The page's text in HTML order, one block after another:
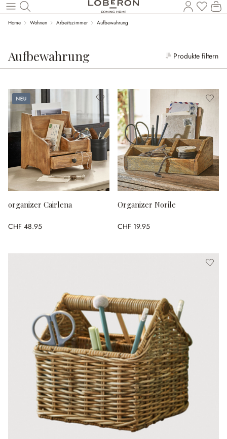
Zum Hauptinhalt springen
Home Wohnen Arbeitszimmer Aufbewahrung
Aufbewahrung Produkte filtern
Neu
organizer Cairlena
CHF 48.95
Organizer Norile
CHF 19.95